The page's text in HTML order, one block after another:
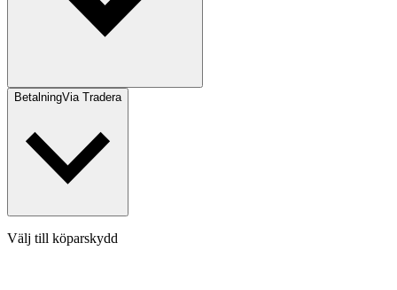
BetalningVia Tradera
Välj till köparskydd